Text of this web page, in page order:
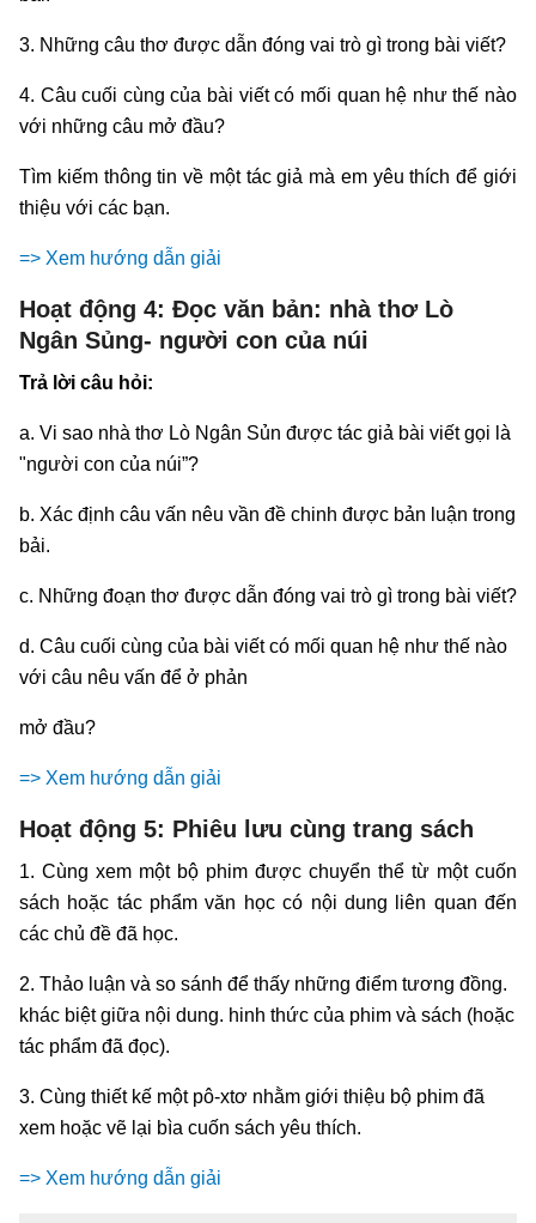
3. Những câu thơ được dẫn đóng vai trò gì trong bài viết?
4. Câu cuối cùng của bài viết có mối quan hệ như thế nào
với những câu mở đầu?
Tìm kiếm thông tin về một tác giả mà em yêu thích để giới
thiệu với các bạn.
=> Xem hướng dẫn giải
Hoạt động 4: Đọc văn bản: nhà thơ Lò
Ngân Sủng- người con của núi
Trả lời câu hỏi:
a. Vi sao nhà thơ Lò Ngân Sủn được tác giả bài viết gọi là
"người con của núi”?
b. Xác định câu vấn nêu vần đề chinh được bản luận trong
bải.
c. Những đoạn thơ được dẫn đóng vai trò gì trong bài viết?
d. Câu cuối cùng của bài viết có mối quan hệ như thế nào
với câu nêu vấn để ở phản
mở đầu?
=> Xem hướng dẫn giải
Hoạt động 5: Phiêu lưu cùng trang sách
1. Cùng xem một bộ phim được chuyển thể từ một cuốn
sách hoặc tác phẩm văn học có nội dung liên quan đến
các chủ đề đã học.
2. Thảo luận và so sánh để thấy những điểm tương đồng.
khác biệt giữa nội dung. hinh thức của phim và sách (hoặc
tác phẩm đã đọc).
3. Cùng thiết kế một pô-xtơ nhằm giới thiệu bộ phim đã
xem hoặc vẽ lại bìa cuốn sách yêu thích.
=> Xem hướng dẫn giải